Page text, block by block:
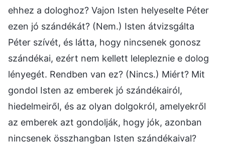
ehhez a dologhoz? Vajon Isten helyeselte Péter
ezen jó szándékát? (Nem.) Isten átvizsgálta
Péter szívét, és látta, hogy nincsenek gonosz
szándékai, ezért nem kellett lelepleznie e dolog
lényegét. Rendben van ez? (Nincs.) Miért? Mit
gondol Isten az emberek jó szándékairól,
hiedelmeiről, és az olyan dolgokról, amelyekről
az emberek azt gondolják, hogy jók, azonban
nincsenek összhangban Isten szándékaival?